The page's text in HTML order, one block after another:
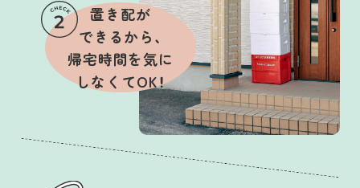
置き配が
できるから、
帰宅時間を気に
しなくてOK！